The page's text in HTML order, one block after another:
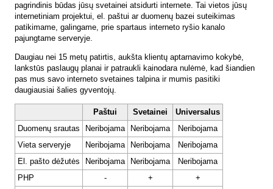
pagrindinis būdas jūsų svetainei atsidurti internete. Tai vietos jūsų
internetiniam projektui, el. paštui ar duomenų bazei suteikimas
patikimame, galingame, prie spartaus interneto ryšio kanalo
pajungtame serveryje.
Daugiau nei 15 metų patirtis, aukšta klientų aptarnavimo kokybė,
lankstūs paslaugų planai ir patraukli kainodara nulėmė, kad šiandien
pas mus savo interneto svetaines talpina ir mumis pasitiki
daugiausiai šalies gyventojų.
Paštui Svetainei
Universalus
Duomenų srautas
Neribojama Neribojama
Neribojama
Vieta serveryje
Neribojama Neribojama
Neribojama
El. pašto dėžutės
Neribojama Neribojama
Neribojama
PHP
- +
+